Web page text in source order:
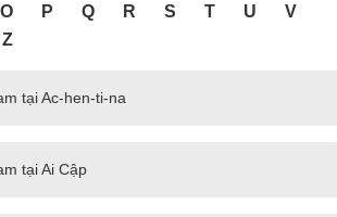
O P Q R S T U
V
Z
tại Ac-hen-ti-na
tại Ai Cập